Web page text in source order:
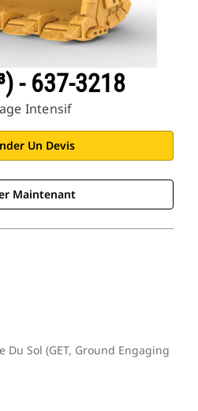
- 637-3218
Intensif
Un Devis
Maintenant
Du Sol (GET, Ground Engaging